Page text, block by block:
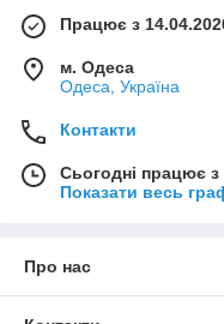
Працює з
м. Одеса
Одеса, Україна
Контакти
Сьогодні працює
Показати весь
Про нас